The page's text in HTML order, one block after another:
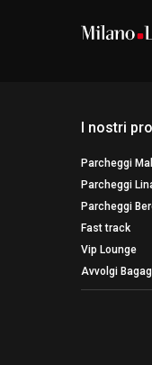
I nostri
Parcheggi
Parcheggi
Parcheggi
Fast track
Vip Lounge
Avvolgi